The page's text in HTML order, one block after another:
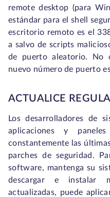
remote desktop (para
estándar para el shell
escritorio remoto es el
a salvo de scripts
de puerto aleatorio. No
nuevo número de puerto
ACTUALICE
Los desarrolladores de
aplicaciones y
constantemente las
parches de seguridad.
software, mantenga su
descargar e instalar
actualizadas, puede